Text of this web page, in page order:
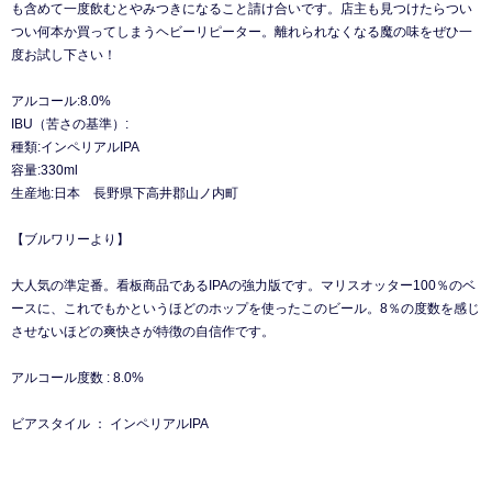
も含めて一度飲むとやみつきになること請け合いです。店主も見つけたらつい
つい何本か買ってしまうヘビーリピーター。離れられなくなる魔の味をぜひ一
度お試し下さい！
アルコール:8.0%
IBU（苦さの基準）:
種類:インペリアルIPA
容量:330ml
生産地:日本 長野県下高井郡山ノ内町
【ブルワリーより】
大人気の準定番。看板商品であるIPAの強力版です。マリスオッター100％のベ
ースに、これでもかというほどのホップを使ったこのビール。8％の度数を感じ
させないほどの爽快さが特徴の自信作です。
アルコール度数 : 8.0%
ビアスタイル ： インペリアルIPA